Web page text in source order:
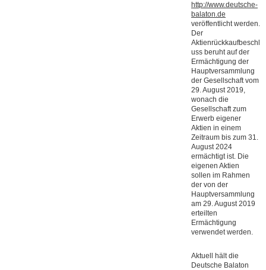
http://www.deutsche-
balaton.de
veröffentlicht werden.
Der
Aktienrückkaufbeschl
uss beruht auf der
Ermächtigung der
Hauptversammlung
der Gesellschaft vom
29. August 2019,
wonach die
Gesellschaft zum
Erwerb eigener
Aktien in einem
Zeitraum bis zum 31.
August 2024
ermächtigt ist. Die
eigenen Aktien
sollen im Rahmen
der von der
Hauptversammlung
am 29. August 2019
erteilten
Ermächtigung
verwendet werden.
Aktuell hält die
Deutsche Balaton